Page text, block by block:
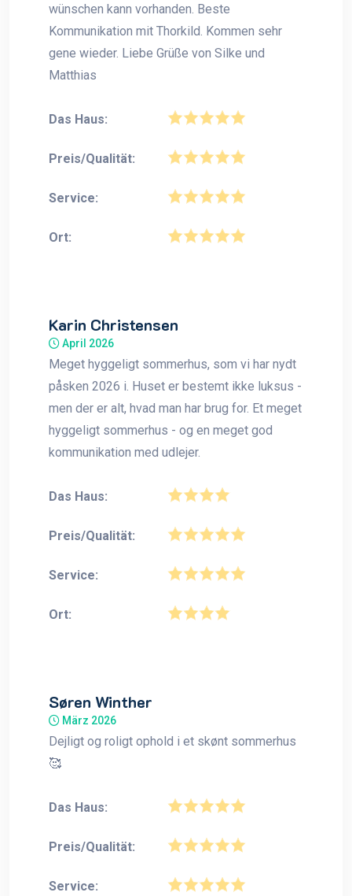
wünschen kann vorhanden. Beste
Kommunikation mit Thorkild. Kommen sehr
gene wieder. Liebe Grüße von Silke und
Matthias
Das Haus:
Preis/Qualität:
Service:
Ort:
Karin Christensen
April 2026
Meget hyggeligt sommerhus, som vi har nydt
påsken 2026 i. Huset er bestemt ikke luksus -
men der er alt, hvad man har brug for. Et meget
hyggeligt sommerhus - og en meget god
kommunikation med udlejer.
Das Haus:
Preis/Qualität:
Service:
Ort:
Søren Winther
März 2026
Dejligt og roligt ophold i et skønt sommerhus
🥰
Das Haus:
Preis/Qualität:
Service: